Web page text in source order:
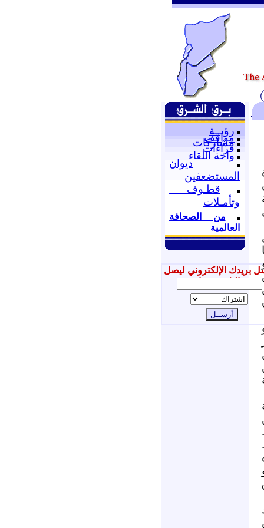
رؤيــة
مواقف
مشاركات
قراءات
واحة اللقاء
ديوان
المستضعفين
قطـوف
وتأمـلات
من الصحافة
العالمية
بريدك الإلكتروني ليصل
إليك جديدنا